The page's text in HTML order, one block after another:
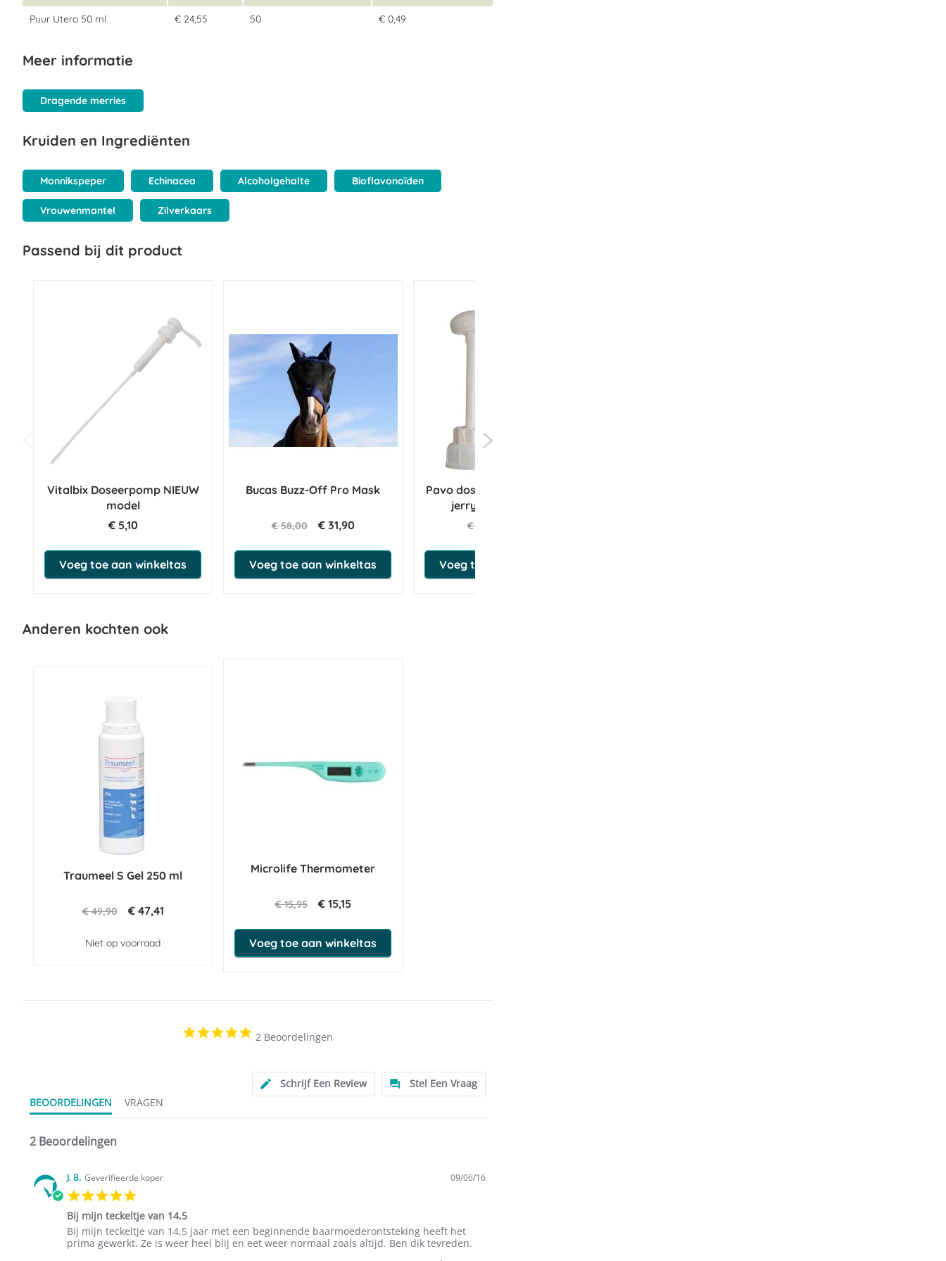
Puur Utero 50 ml
€ 24,55 50 € 0,49
Meer informatie
Dragende merries
Kruiden en Ingrediënten
Monnikspeper Echinacea Alcoholgehalte Bioflavonoïden
Vrouwenmantel Zilverkaars
Passend bij dit product
Vitalbix Doseerpomp NIEUW
model
€ 5,10
Voeg toe aan winkeltas
Bucas Buzz-Off Pro Mask
€ 58,00 € 31,90
Voeg toe aan winkeltas
Pavo doseerpomp tbv 5 liter
jerrycan LinseedOil
€ 6,95
Voeg toe aan winkeltas
Anderen kochten ook
Traumeel S Gel 250 ml
€ 49,90 € 47,41
Niet op voorraad
Microlife Thermometer
€ 15,95 € 15,15
Voeg toe aan winkeltas
5.0
star
2 Beoordelingen
Schrijf Een Review
Stel Een Vraag
BEOORDELINGEN
VRAGEN
2 Beoordelingen
J. B. Geverifieerde koper
rating
09/06/16
Bij mijn teckeltje van 14,5
Review
by
review
stating
Bij mijn teckeltje van 14,5 jaar met een beginnende baarmoederontsteking heeft het
prima gewerkt. Ze is weer heel blij en eet weer normaal zoals altijd. Ben dik tevreden.